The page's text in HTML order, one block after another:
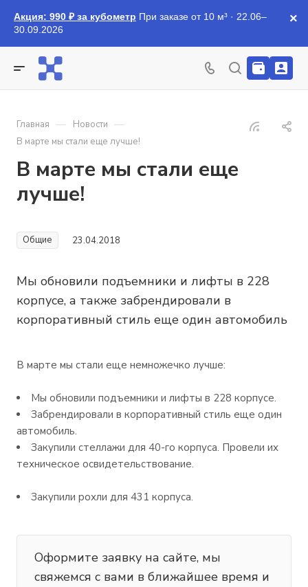
Акция: 990 ₽ за кубометр При заказе от 10 м³ · 22.06–
30.09.2026
×
Главная — Новости —
В марте мы стали еще лучше!
В марте мы стали еще
лучше!
Общие 23.04.2018
Мы обновили подъемники и лифты в 228
корпусе, а также забрендировали в
корпоративный стиль еще один автомобиль
В марте мы стали еще немножечко лучше:
Мы обновили подъемники и лифты в 228 корпусе.
Забрендировали в корпоративный стиль еще один
автомобиль.
Закупили стеллажи для 40-го корпуса. Провели их
техническое освидетельствование.
Закупили рохли для 431 корпуса.
Оформите заявку на сайте, мы
свяжемся с вами в ближайшее время и